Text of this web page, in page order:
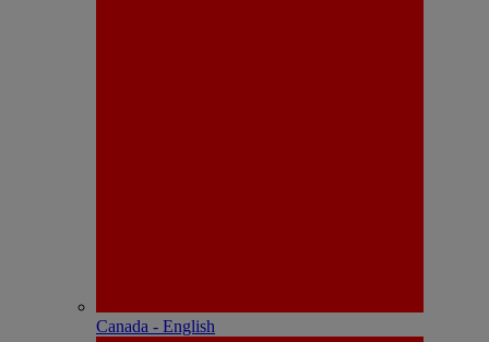
Canada - English